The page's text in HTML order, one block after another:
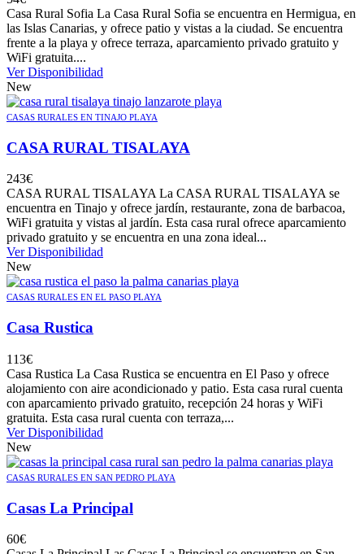
Casa Rural Sofia La Casa Rural Sofia se encuentra en Hermigua, en
las Islas Canarias, y ofrece patio y vistas a la ciudad. Se encuentra
frente a la playa y ofrece terraza, aparcamiento privado gratuito y
WiFi gratuita....
Ver Disponibilidad
New
CASAS RURALES EN TINAJO PLAYA
CASA RURAL TISALAYA
243€
CASA RURAL TISALAYA La CASA RURAL TISALAYA se
encuentra en Tinajo y ofrece jardín, restaurante, zona de barbacoa,
WiFi gratuita y vistas al jardín. Esta casa rural ofrece aparcamiento
privado gratuito y se encuentra en una zona ideal...
Ver Disponibilidad
New
CASAS RURALES EN EL PASO PLAYA
Casa Rustica
113€
Casa Rustica La Casa Rustica se encuentra en El Paso y ofrece
alojamiento con aire acondicionado y patio. Esta casa rural cuenta
con aparcamiento privado gratuito, recepción 24 horas y WiFi
gratuita. Esta casa rural cuenta con terraza,...
Ver Disponibilidad
New
CASAS RURALES EN SAN PEDRO PLAYA
Casas La Principal
60€